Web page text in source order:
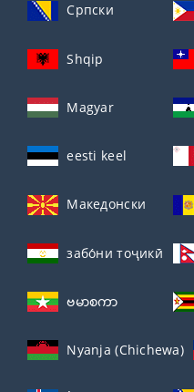
Српски
Shqip
Magyar
eesti keel
Македонски
забо́ни тоҷикӣ́
ဗမာစကာ
Nyanja (Chichewa)